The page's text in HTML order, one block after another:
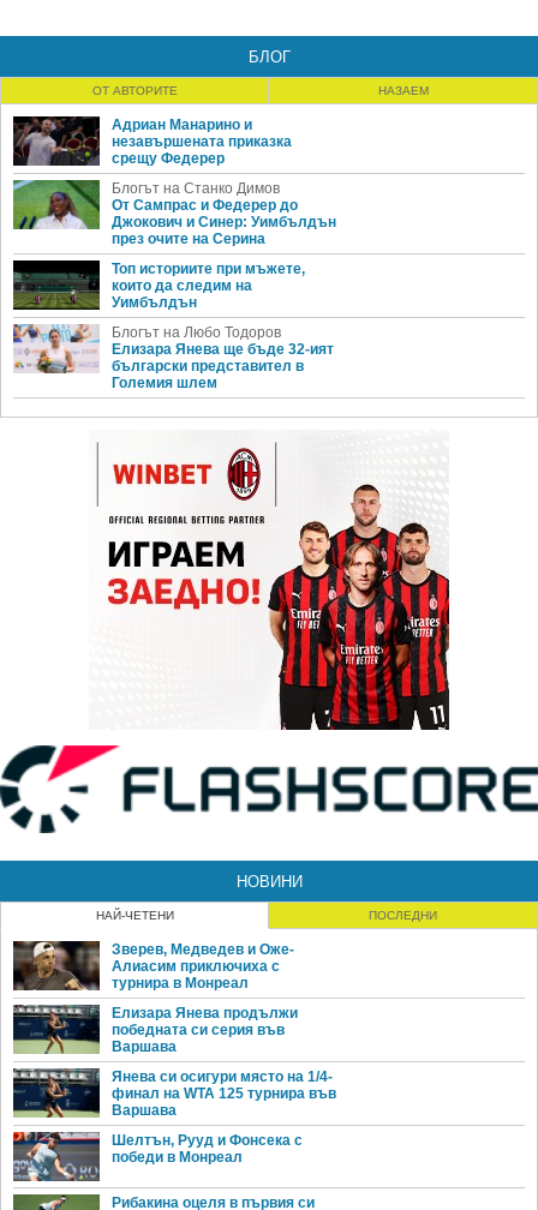
БЛОГ
ОТ АВТОРИТЕ НАЗАЕМ
Адриан Манарино и
незавършената приказка
срещу Федерер
Блогът на Станко Димов
От Сампрас и Федерер до
Джокович и Синер: Уимбълдън
през очите на Серина
Топ историите при мъжете,
които да следим на
Уимбълдън
Блогът на Любо Тодоров
Елизара Янева ще бъде 32-ият
български представител в
Големия шлем
НОВИНИ
НАЙ-ЧЕТЕНИ ПОСЛЕДНИ
Зверев, Медведев и Оже-
Алиасим приключиха с
турнира в Монреал
Елизара Янева продължи
победната си серия във
Варшава
Янева си осигури място на 1/4-
финал на WTA 125 турнира във
Варшава
Шелтън, Рууд и Фонсека с
победи в Монреал
Рибакина оцеля в първия си